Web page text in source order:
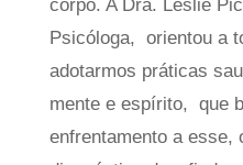
corpo. A Dra. Léslie
Psicóloga, orientou a
adotarmos práticas
mente e espírito, que
enfrentamento a esse,